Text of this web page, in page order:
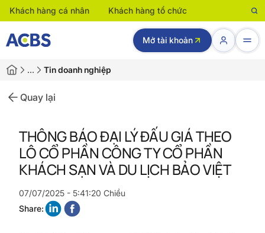
Khách hàng cá nhân Khách hàng tổ chức
Mở tài khoản
… Tin doanh nghiệp
Quay lại
THÔNG BÁO ĐẠI LÝ ĐẤU GIÁ THEO
LÔ CỔ PHẦN CÔNG TY CỔ PHẦN
KHÁCH SẠN VÀ DU LỊCH BẢO VIỆT
07/07/2025 - 5:41:20 Chiều
Share: